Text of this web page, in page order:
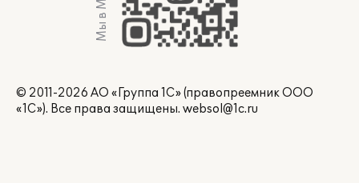
Мы в Max
© 2011-2026 АО «Группа 1С» (правопреемник ООО
«1С»). Все права защищены. websol@1c.ru